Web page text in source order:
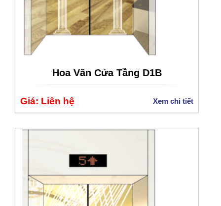
Hoa Văn Cửa Tầng D1B
Giá: Liên hệ Xem chi tiết